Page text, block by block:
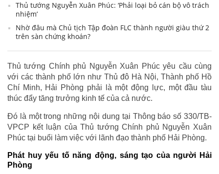
Thủ tướng Nguyễn Xuân Phúc: ‘Phải loại bỏ cán bộ vô trách
nhiệm’
Nhờ đâu mà Chủ tịch Tập đoàn FLC thành người giàu thứ 2
trên sàn chứng khoán?
Thủ tướng Chính phủ Nguyễn Xuân Phúc yêu cầu cùng
với các thành phố lớn như Thủ đô Hà Nội, Thành phố Hồ
Chí Minh, Hải Phòng phải là một động lực, một đầu tàu
thúc đẩy tăng trưởng kinh tế của cả nước.
Đó là một trong những nội dung tại Thông báo số 330/TB-
VPCP kết luận của Thủ tướng Chính phủ Nguyễn Xuân
Phúc tại buổi làm việc với lãnh đạo thành phố Hải Phòng.
Phát huy yếu tố năng động, sáng tạo của người Hải
Phòng